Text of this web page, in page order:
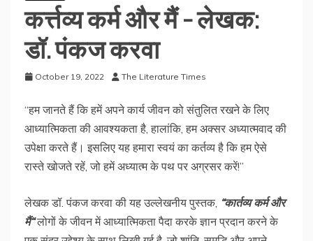
कर्त्तव्य कर्म और मैं – लेखक:
डॉ. पंकज करवा
October 19, 2022 The Literature Times
“हम जानते हैं कि हमें अपने कार्य जीवन को संतुलित रखने के लिए
आध्यात्मिकता की आवश्यकता है, हालांकि, हम अक्सर अध्यात्मवाद की
उपेक्षा करते हैं। इसलिए यह हमारा स्वयं का कर्तव्य है कि हम ऐसे
रास्ते खोजते रहें, जो हमें अध्यात्म के पथ पर अग्रसर करें!”
लेखक डॉ. पंकज करवा की यह उल्लेखनीय पुस्तक, “कार्तव्य कर्म और
मैं“लोगों के जीवन में आध्यात्मिकता पैदा करके ज्ञान प्रदान करने के